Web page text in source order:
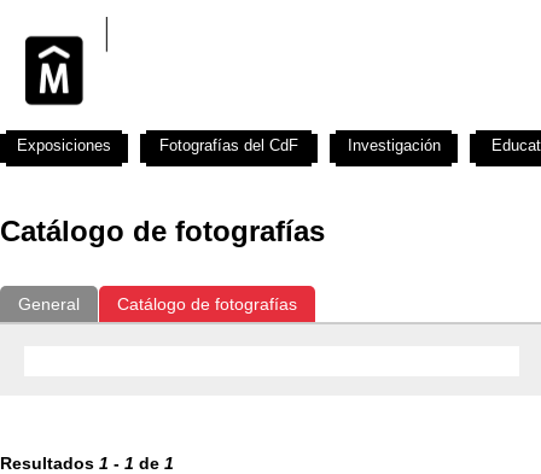
Catálogo de fotografías
General Catálogo de fotografías
Resultados 1 - 1 de 1
Exposiciones Fotografías del CdF Investigación